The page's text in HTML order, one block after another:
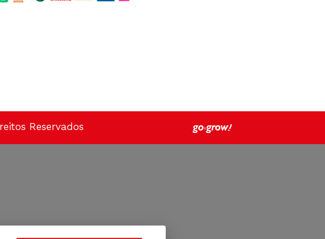
Reservados